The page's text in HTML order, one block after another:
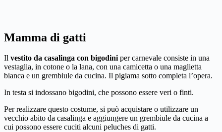
Mamma di gatti
Il vestito da casalinga con bigodiniper carnevale consiste in una
vestaglia, in cotone o la lana, con una camicetta o una maglietta
bianca e un grembiule da cucina. Il pigiama sotto completa l’opera.
In testa si indossano bigodini, che possono essere veri o finti.
Per realizzare questo costume, si può acquistare o utilizzare un
vecchio abito da casalinga e aggiungere un grembiule da cucina a
cui possono essere cuciti alcuni peluches di gatti.